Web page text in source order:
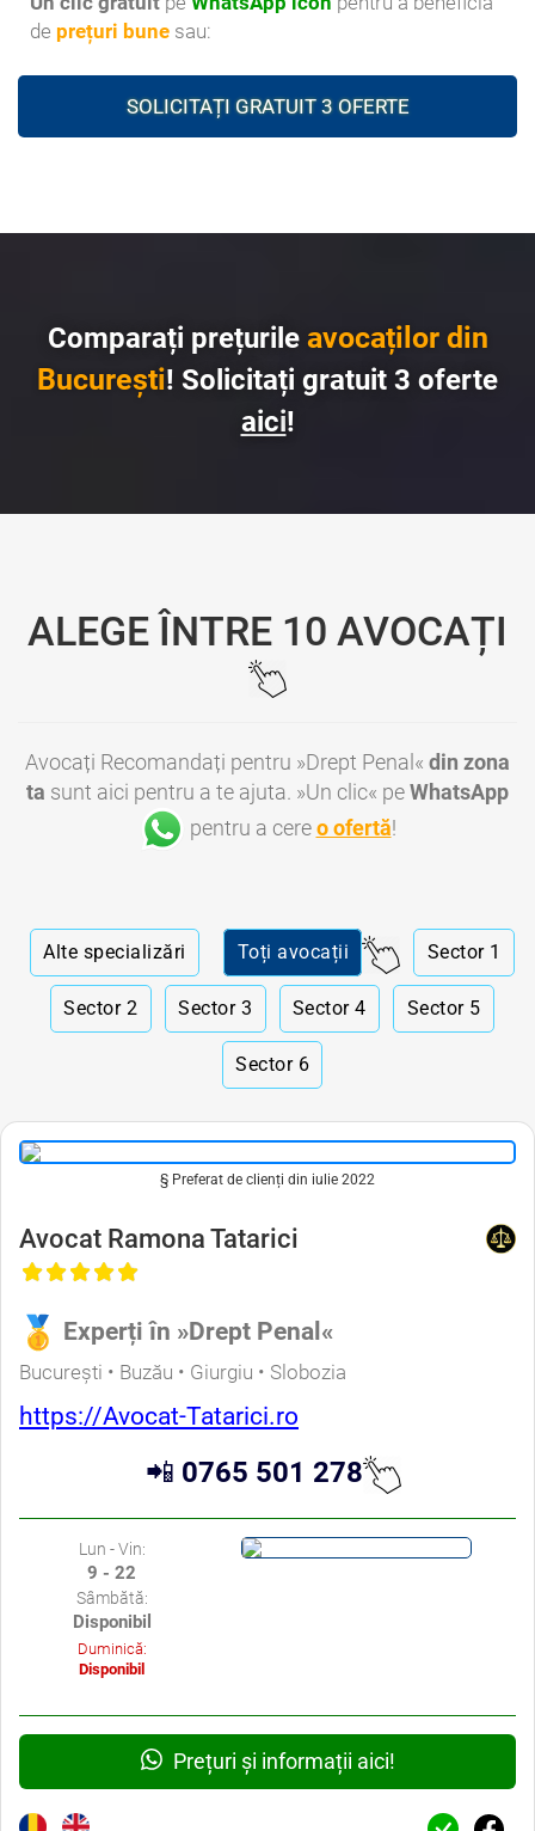
de prețuri bune sau:
SOLICITAȚI GRATUIT 3 OFERTE
Comparați prețurile avocaților din
București! Solicitați gratuit 3 oferte
aici!
ALEGE ÎNTRE 10 AVOCAȚI
Avocați Recomandați pentru »Drept Penal« din zona
ta sunt aici pentru a te ajuta. »Un clic« peWhatsApp
pentru a cereo ofertă!
Alte specializări Toți avocații Sector 1
Sector 2 Sector 3 Sector 4 Sector 5
Sector 6
§ Preferat de clienți din iulie 2022
Avocat Ramona Tatarici
Experți în »Drept Penal«
București • Buzău • Giurgiu • Slobozia
https://Avocat-Tatarici.ro
📲 0765 501 278
Lun - Vin:
9 - 22
Sâmbătă:
Disponibil
Duminică:
Disponibil
Prețuri și informații aici!